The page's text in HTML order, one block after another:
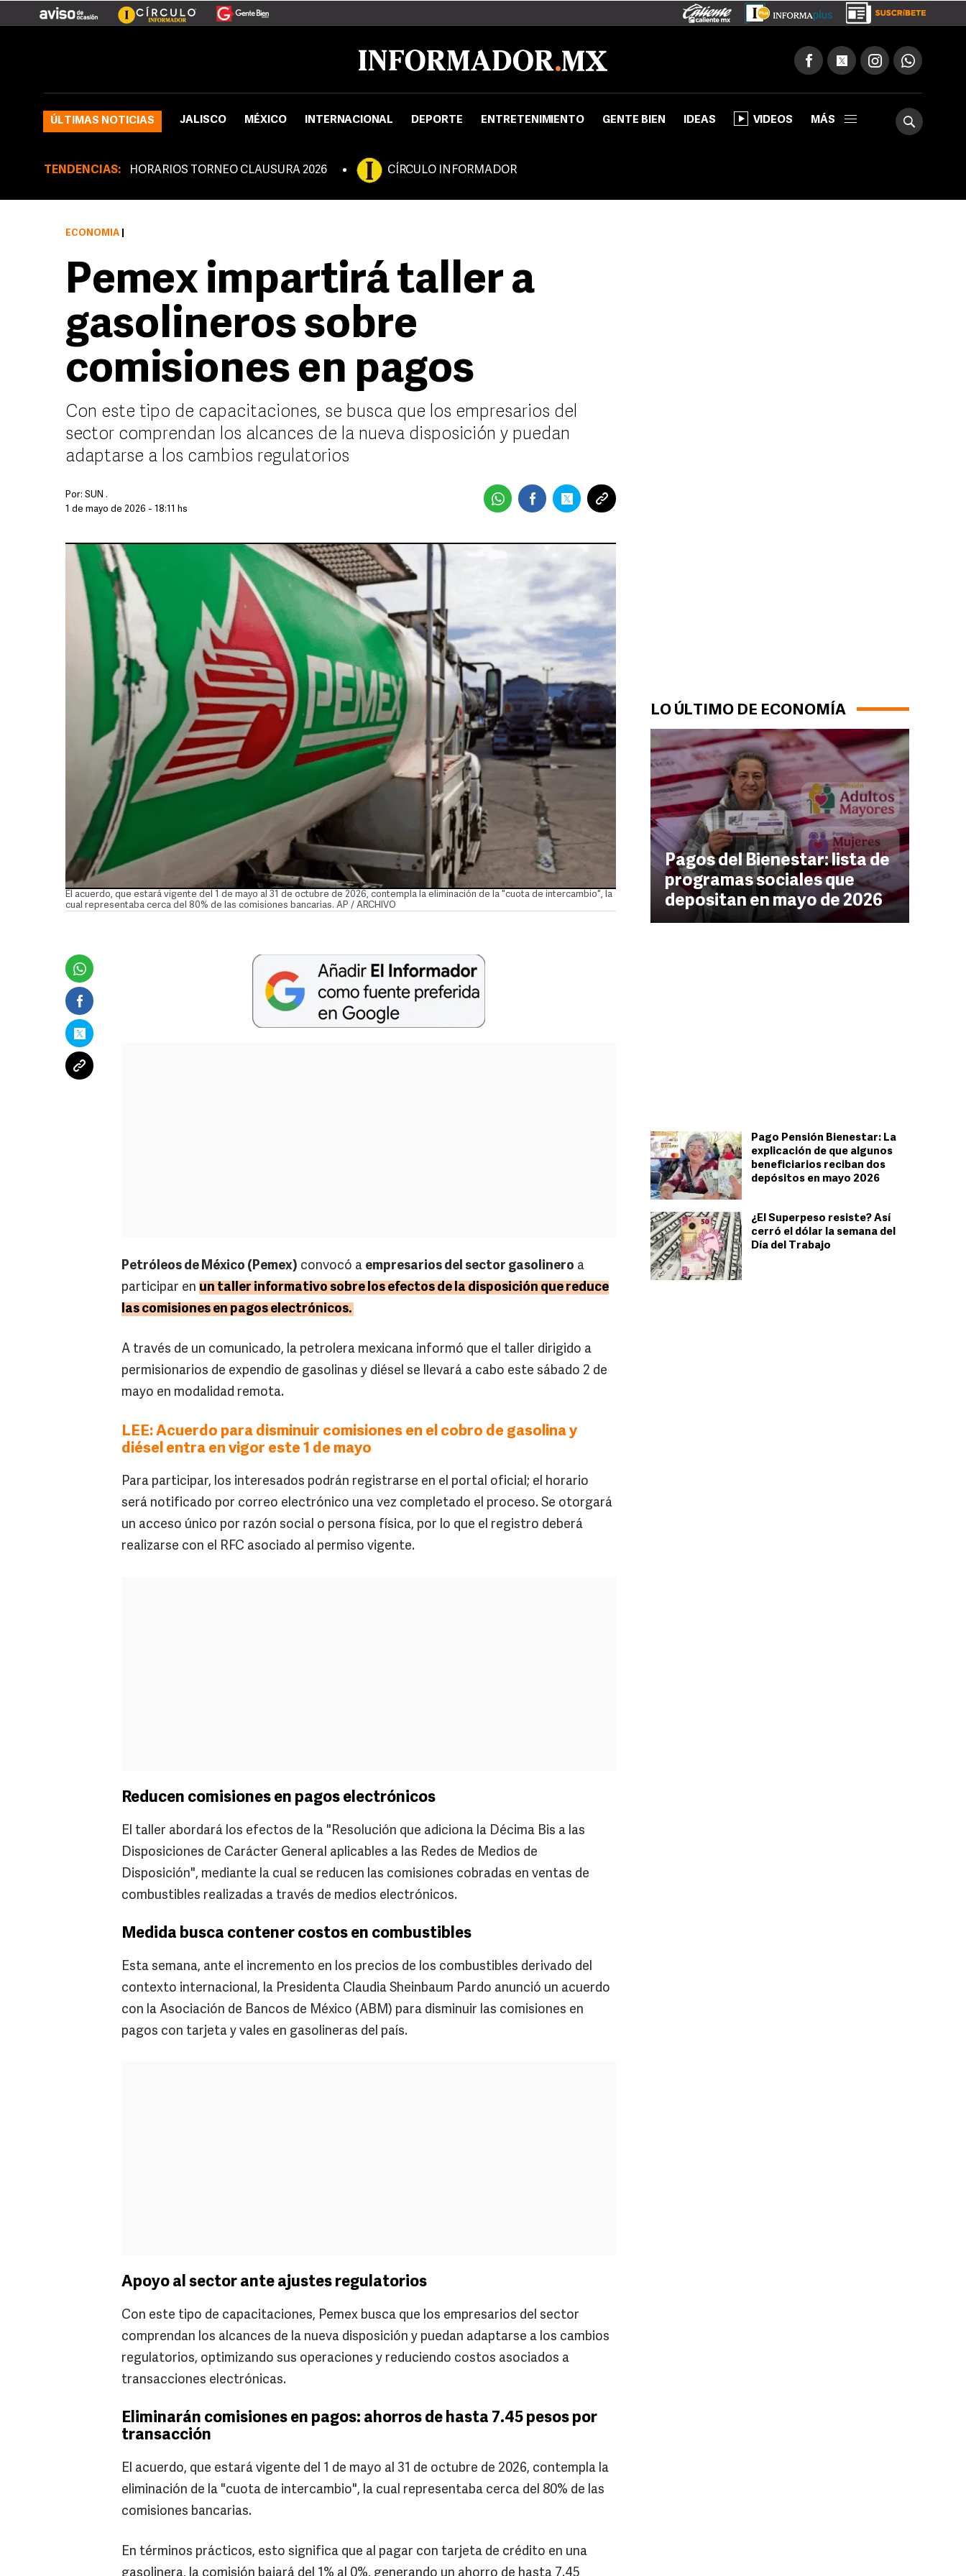
ÚLTIMAS NOTICIAS JALISCO MÉXICO INTERNACIONAL DEPORTE ENTRETENIMIENTO GENTE BIEN IDEAS VIDEOS MÁS
TENDENCIAS: HORARIOS TORNEO CLAUSURA 2026 CÍRCULO INFORMADOR
LO ÚLTIMO DE ECONOMÍA
Pagos del Bienestar: lista de
programas sociales que
depositan en mayo de 2026
Pago Pensión Bienestar: La
explicación de que algunos
beneficiarios reciban dos
depósitos en mayo 2026
¿El Superpeso resiste? Así
cerró el dólar la semana del
Día del Trabajo
ECONOMÍA
Pemex impartirá taller a
gasolineros sobre
comisiones en pagos
Con este tipo de capacitaciones, se busca que los empresarios del
sector comprendan los alcances de la nueva disposición y puedan
adaptarse a los cambios regulatorios
Por: SUN .
1 de mayo de 2026 - 18:11 hs
El acuerdo, que estará vigente del 1 de mayo al 31 de octubre de 2026, contempla la eliminación de la "cuota de intercambio", la
cual representaba cerca del 80% de las comisiones bancarias. AP / ARCHIVO
Petróleos de México (Pemex) convocó a empresarios del sector gasolinero a
participar en un taller informativo sobre los efectos de la disposición que reduce
las comisiones en pagos electrónicos.
A través de un comunicado, la petrolera mexicana informó que el taller dirigido a
permisionarios de expendio de gasolinas y diésel se llevará a cabo este sábado 2 de
mayo en modalidad remota.
LEE: Acuerdo para disminuir comisiones en el cobro de gasolina y
diésel entra en vigor este 1 de mayo
Para participar, los interesados podrán registrarse en el portal oficial; el horario
será notificado por correo electrónico una vez completado el proceso. Se otorgará
un acceso único por razón social o persona física, por lo que el registro deberá
realizarse con el RFC asociado al permiso vigente.
Reducen comisiones en pagos electrónicos
El taller abordará los efectos de la "Resolución que adiciona la Décima Bis a las
Disposiciones de Carácter General aplicables a las Redes de Medios de
Disposición", mediante la cual se reducen las comisiones cobradas en ventas de
combustibles realizadas a través de medios electrónicos.
Medida busca contener costos en combustibles
Esta semana, ante el incremento en los precios de los combustibles derivado del
contexto internacional, la Presidenta Claudia Sheinbaum Pardo anunció un acuerdo
con la Asociación de Bancos de México (ABM) para disminuir las comisiones en
pagos con tarjeta y vales en gasolineras del país.
Apoyo al sector ante ajustes regulatorios
Con este tipo de capacitaciones, Pemex busca que los empresarios del sector
comprendan los alcances de la nueva disposición y puedan adaptarse a los cambios
regulatorios, optimizando sus operaciones y reduciendo costos asociados a
transacciones electrónicas.
Eliminarán comisiones en pagos: ahorros de hasta 7.45 pesos por
transacción
El acuerdo, que estará vigente del 1 de mayo al 31 de octubre de 2026, contempla la
eliminación de la "cuota de intercambio", la cual representaba cerca del 80% de las
comisiones bancarias.
En términos prácticos, esto significa que al pagar con tarjeta de crédito en una